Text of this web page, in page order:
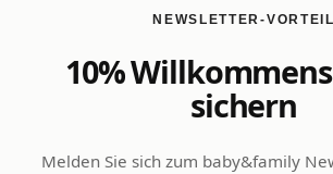
NEWSLETTER-VORTEIL
10%
sichern
Melden Sie sich zum baby&family